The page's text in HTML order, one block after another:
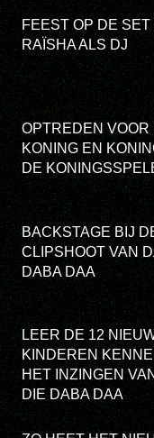
FEEST OP DE SET
RAÏSHA ALS DJ
OPTREDEN VOOR
KONING EN
DE
BACKSTAGE BIJ
CLIPSHOOT VAN
DABA DAA
LEER DE 12
KINDEREN
HET INZINGEN
DIE DABA DAA